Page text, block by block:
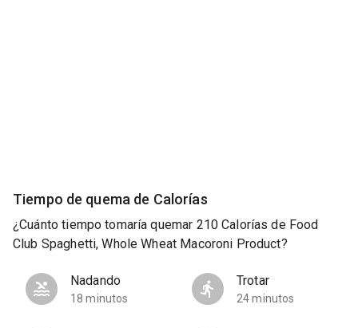
Tiempo de quema de Calorías
¿Cuánto tiempo tomaría quemar 210 Calorías de Food
Club Spaghetti, Whole Wheat Macoroni Product?
Nadando
18 minutos
Trotar
24 minutos